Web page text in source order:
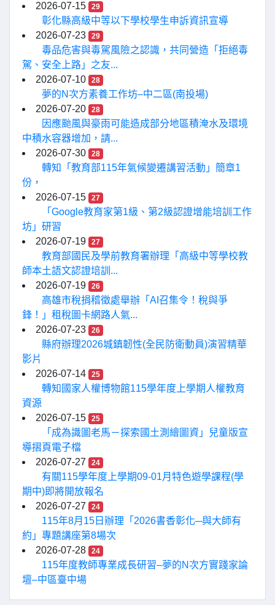
2026-07-15
29
彰化縣高級中等以下學校學生申訴資訊宣導
2026-07-23
29
毒品危害與毒駕風險之認識，共同營造「拒絕毒
駕、安全上路」之友...
2026-07-10
28
夢的N次方素養工作坊–中二區(南投場)
2026-07-20
28
因應颱風與豪雨可能造成部分地區積淹水及環境
中積水容器增加，請...
2026-07-30
28
轉知「教育部115年氣候變遷講習活動」簡章1
份，
2026-07-15
27
「Google教育家第1級、第2級認證增能培訓工作
坊」研習
2026-07-19
27
教育部國民及學前教育署辦理「高級中等學校教
師本土語文認證培訓...
2026-07-19
26
高雄市稅捐稽徵處舉辦「AI召集令！稅與爭
鋒！」租稅圖卡網路人氣...
2026-07-23
26
縣府辦理2026城鎮韌性(全民防衛動員)演習精華
影片
2026-07-14
25
轉知國家人權博物館115學年度上學期人權教育
資源
2026-07-15
25
「成為識圖老馬－探索國土測繪圖資」兒童版宣
導摺頁電子檔
2026-07-27
24
有關115學年度上學期09-01月特色遊學課程(學
期中)即將開放報名
2026-07-27
24
115年8月15日辦理「2026書香彰化─與大師有
約」專題講座第8場次
2026-07-28
24
115年度教師專業成長研習–夢的N次方實踐家論
壇–中區臺中場